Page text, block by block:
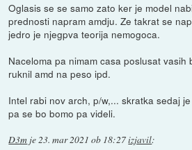
Oglasis se se samo zato ker je model
prednosti napram amdju. Ze takrat se
jedro je njegpva teorija nemogoca.
Naceloma pa nimam casa poslusat vasih
ruknil amd na peso ipd.
Intel rabi nov arch, p/w,... skratka sedaj
pa se bo bomo pa videli.
D3m je23. mar 2021 ob 18:27izjavil: